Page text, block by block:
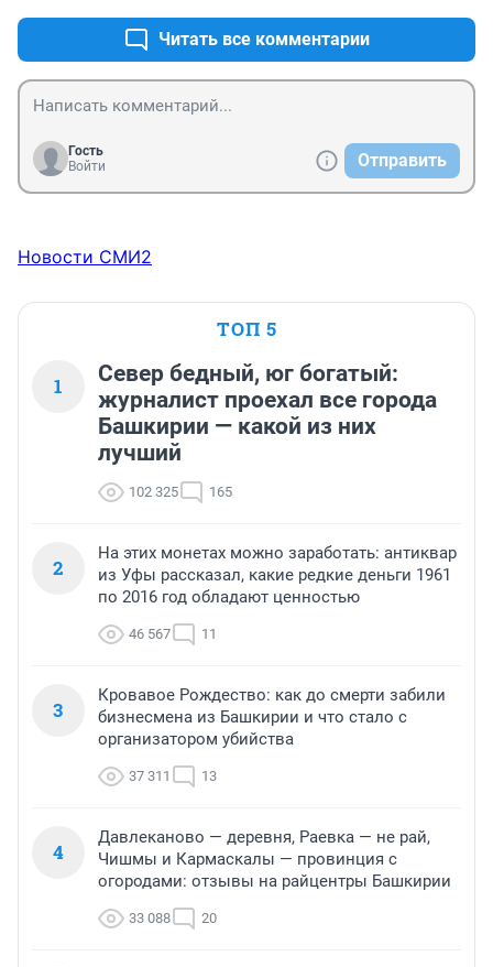
Читать все комментарии
Гость
Войти
Отправить
Новости СМИ2
ТОП 5
1
Север бедный, юг богатый:
журналист проехал все города
Башкирии — какой из них
лучший
102 325 165
2
На этих монетах можно заработать: антиквар
из Уфы рассказал, какие редкие деньги 1961
по 2016 год обладают ценностью
46 567 11
3
Кровавое Рождество: как до смерти забили
бизнесмена из Башкирии и что стало с
организатором убийства
37 311 13
4
Давлеканово — деревня, Раевка — не рай,
Чишмы и Кармаскалы — провинция с
огородами: отзывы на райцентры Башкирии
33 088 20